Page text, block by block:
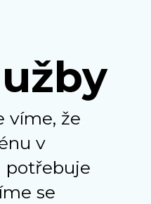
víme, že
v
potřebuje
se